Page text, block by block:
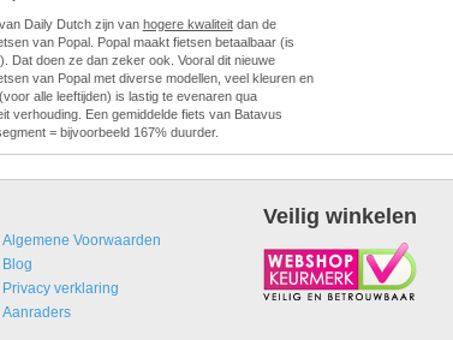
Daily Dutch zijn van hogere kwaliteitdan de
van Popal. Popal maakt fietsen betaalbaar (is
Dat doen ze dan zeker ook. Vooral dit nieuwe
van Popal met diverse modellen, veel kleuren en
alle leeftijden) is lastig te evenaren qua
verhouding. Een gemiddelde fiets van Batavus
= bijvoorbeeld 167% duurder.
Algemene Voorwaarden
Blog
Privacy verklaring
Aanraders
Veilig winkelen